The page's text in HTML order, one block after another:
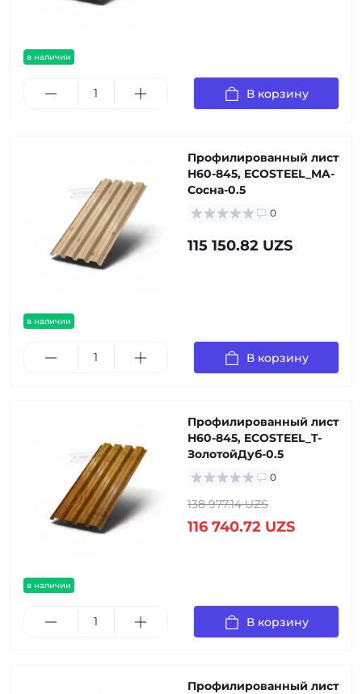
в наличии
В корзину
в наличии
Профилированный лист
Н60-845, ECOSTEEL_MA-
Сосна-0.5
0
115 150.82 UZS
В корзину
в наличии
Профилированный лист
Н60-845, ECOSTEEL_T-
ЗолотойДуб-0.5
0
138 977.14 UZS
116 740.72 UZS
В корзину
Профилированный лист